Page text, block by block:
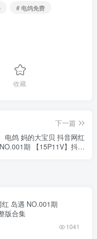
# 电鸽免费
收藏
下一篇
电鸽 妈的大宝贝 抖音网红
NO.001期 【15P11V】抖音
岛遇 NO.001期
版合集
1041